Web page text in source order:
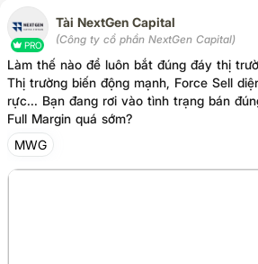
dòng tiền bắt đáy
quan sát. Chính sự
của lực cầu chủ
trở nên cực kỳ
PRO
Tài NextGen Capital
(Công ty cổ phần NextGen Capital)
Làm thế nào để luôn bắt đúng đáy thị
Thị trường biến động mạnh, Force Sell
rực... Bạn đang rơi vào tình trạng bán
Full Margin quá sớm?
MWG